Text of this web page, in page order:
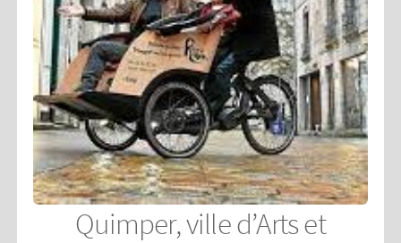
Quimper, ville d’Arts et